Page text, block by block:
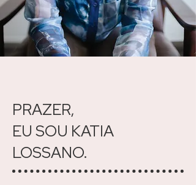
PRAZER,
EU SOU KATIA
LOSSANO.